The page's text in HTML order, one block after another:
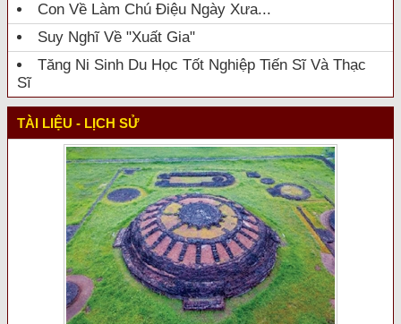
Con Về Làm Chú Điệu Ngày Xưa...
Suy Nghĩ Về "xuất Gia"
Tăng Ni Sinh Du Học Tốt Nghiệp Tiến Sĩ Và Thạc
Sĩ
TÀI LIỆU - LỊCH SỬ